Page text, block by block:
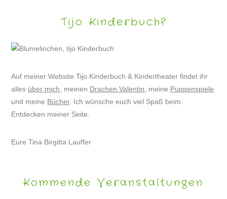
Tijo Kinderbuch?
Auf meiner Website Tijo Kinderbuch & Kindertheater findet ihr
alles über mich , meinen Drachen Valentin , meine Puppenspiele
und meine Bücher. Ich wünsche euch viel Spaß beim
Entdecken meiner Seite.
Eure Tina Birgitta Lauffer
Kommende Veranstaltungen